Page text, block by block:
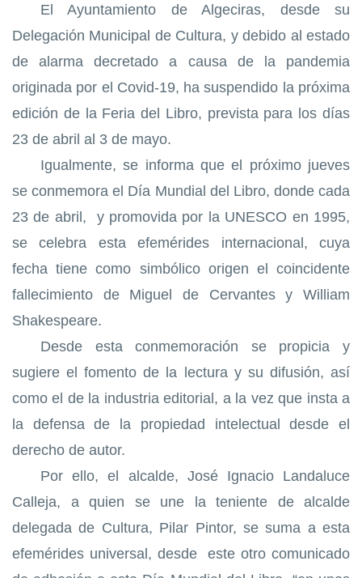
El Ayuntamiento de Algeciras, desde su
Delegación Municipal de Cultura, y debido al estado
de alarma decretado a causa de la pandemia
originada por el Covid-19, ha suspendido la próxima
edición de la Feria del Libro, prevista para los días
23 de abril al 3 de mayo.
Igualmente, se informa que el próximo jueves
se conmemora el Día Mundial del Libro, donde cada
23 de abril, y promovida por la UNESCO en 1995,
se celebra esta efemérides internacional, cuya
fecha tiene como simbólico origen el coincidente
fallecimiento de Miguel de Cervantes y William
Shakespeare.
Desde esta conmemoración se propicia y
sugiere el fomento de la lectura y su difusión, así
como el de la industria editorial, a la vez que insta a
la defensa de la propiedad intelectualdesde el
derecho de autor.
Por ello, el alcalde, José Ignacio Landaluce
Calleja, a quien se une la teniente de alcalde
delegada de Cultura, Pilar Pintor, se suma a esta
efemérides universal, desde este otro comunicado